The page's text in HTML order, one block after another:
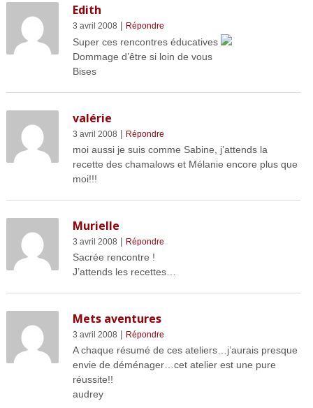
Edith
3 avril 2008 | Répondre
Super ces rencontres éducatives
Dommage d’être si loin de vous
Bises
valérie
3 avril 2008 | Répondre
moi aussi je suis comme Sabine, j’attends la
recette des chamalows et Mélanie encore plus que
moi!!!
Murielle
3 avril 2008 | Répondre
Sacrée rencontre !
J’attends les recettes…
Mets aventures
3 avril 2008 | Répondre
A chaque résumé de ces ateliers…j’aurais presque
envie de déménager…cet atelier est une pure
réussite!!
audrey